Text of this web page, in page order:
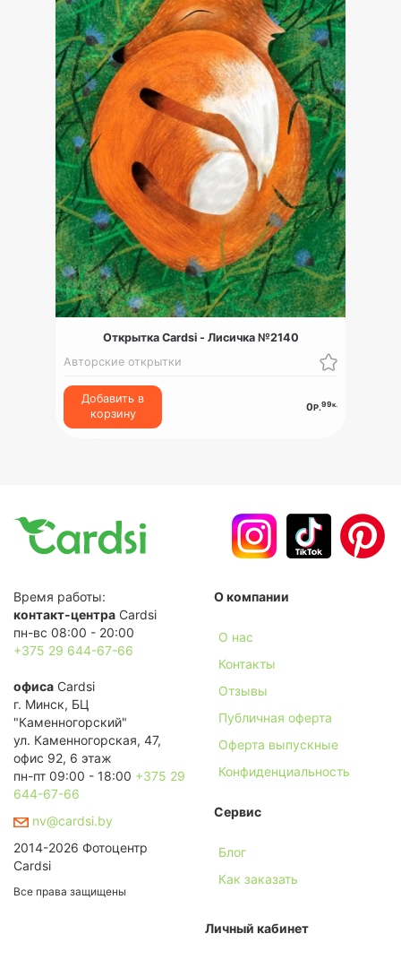
Открытка Cardsi - Лисичка №2140
Авторские открытки
Добавить в
корзину
0Р.99к.
Время работы:
контакт-центра Cardsi
пн-вс 08:00 - 20:00
+375 29 644-67-66
офиса Cardsi
г. Минск, БЦ
"Каменногорский"
ул. Каменногорская, 47,
офис 92, 6 этаж
пн-пт 09:00 - 18:00 +375 29
644-67-66
nv@cardsi.by
2014-2026 Фотоцентр
Cardsi
Все права защищены
О компании
О нас
Контакты
Отзывы
Публичная оферта
Оферта выпускные
Конфиденциальность
Сервис
Блог
Как заказать
Личный кабинет